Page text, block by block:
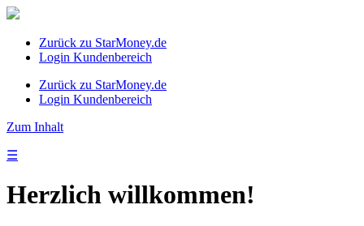
Zurück zu StarMoney.de
Login Kundenbereich
Zurück zu StarMoney.de
Login Kundenbereich
Zum Inhalt
☰
Herzlich willkommen!